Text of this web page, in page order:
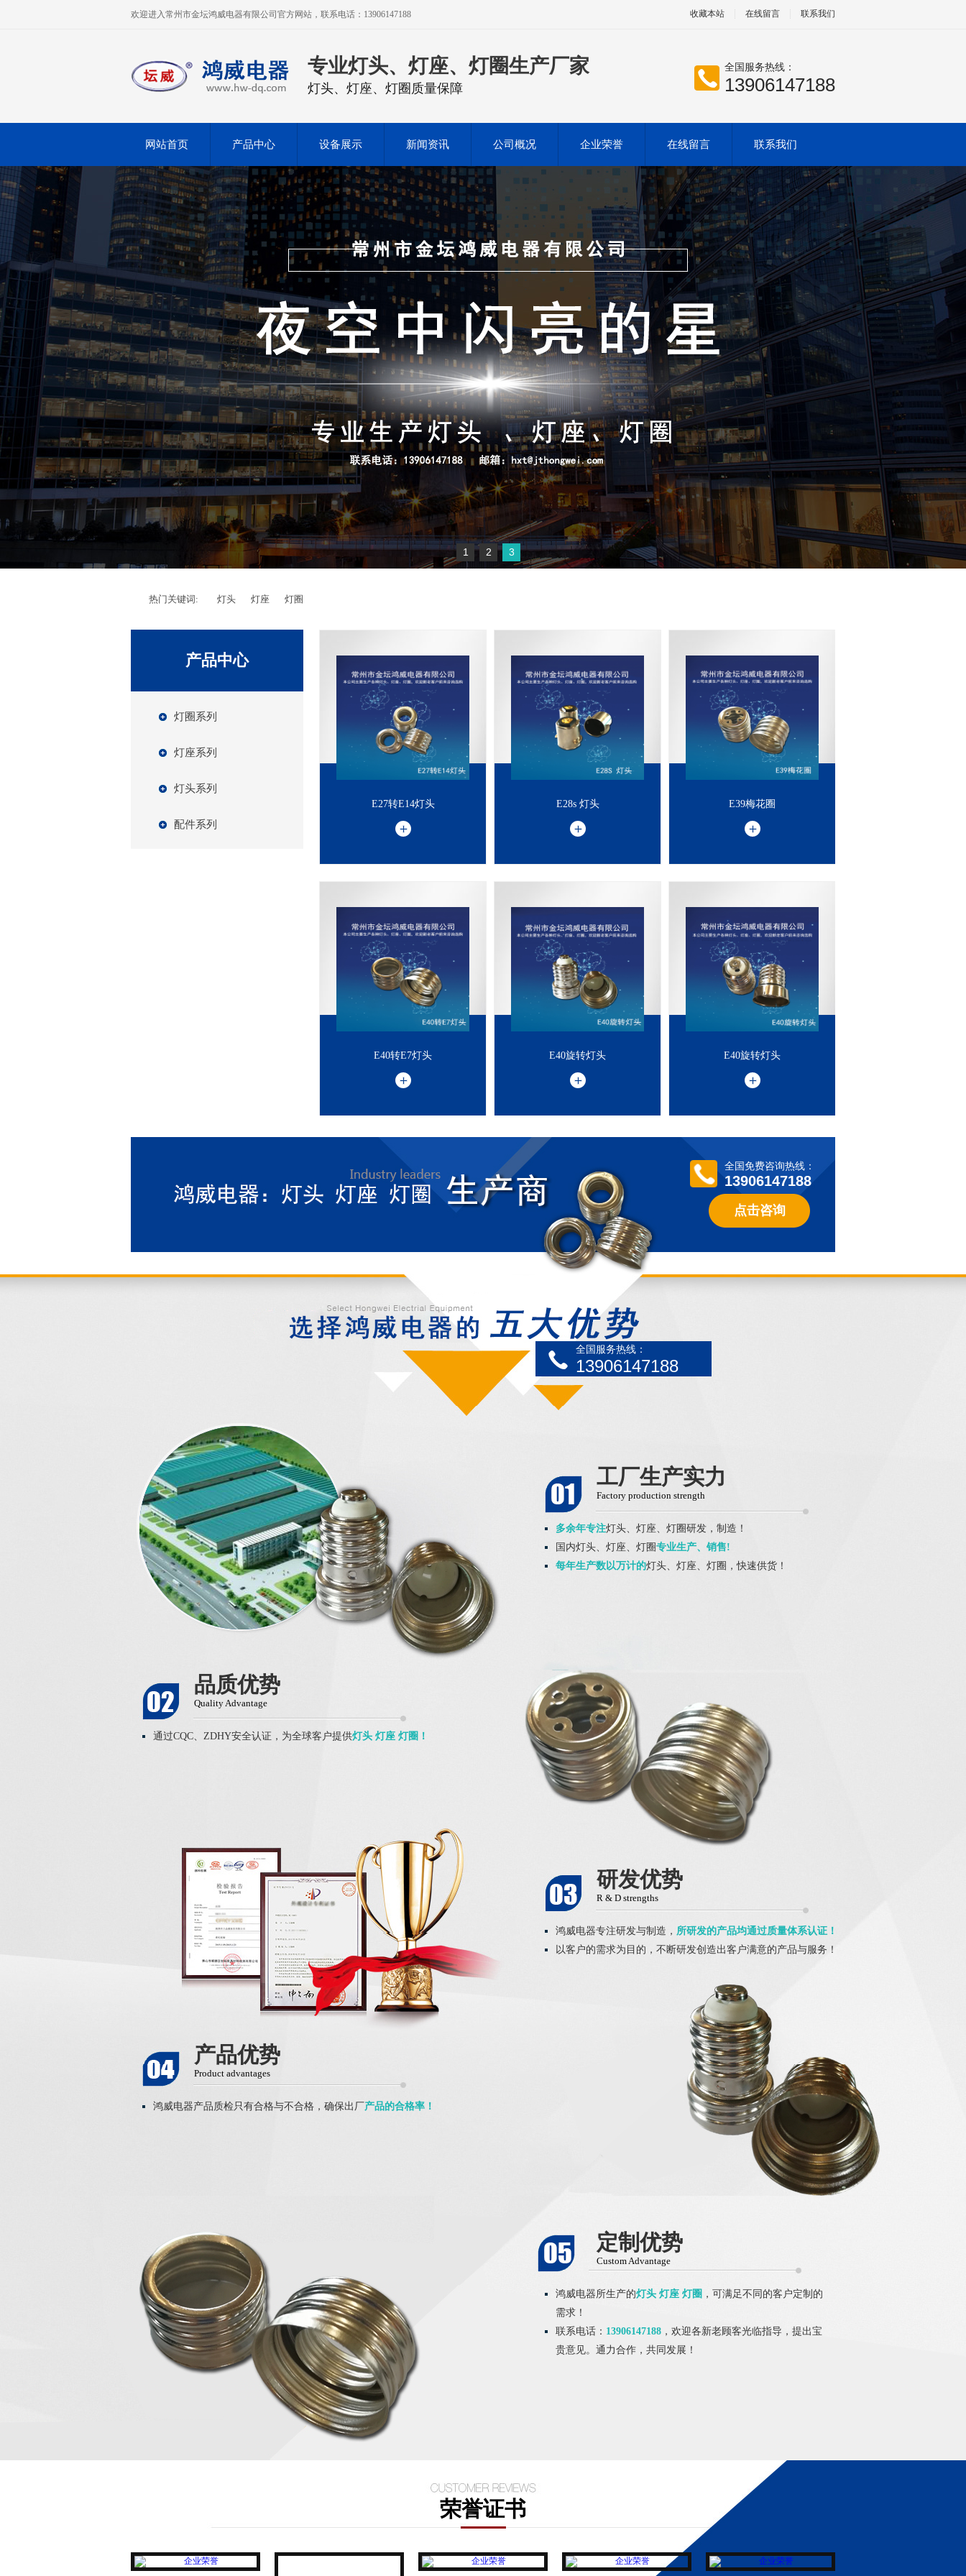
欢迎进入常州市金坛鸿威电器有限公司官方网站，联系电话：13906147188 收藏本站 在线留言 联系我们
专业灯头、灯座、灯圈生产厂家
灯头、灯座、灯圈质量保障
全国服务热线：
13906147188
网站首页 产品中心 设备展示 新闻资讯 公司概况 企业荣誉 在线留言 联系我们
1 2 3
热门关键词: 灯头 灯座 灯圈
产品中心
灯圈系列
灯座系列
灯头系列
配件系列
E27转E14灯头
欢
迎
新
老
客
户前
来
选
购
，
垂
听
电
话
：
13
9
0
6
1
4
7
1
8
8
E28s 灯头
欢
迎
新
老
客
户前
来
选
购
，
垂
听
电
话
：
13
9
0
6
1
4
7
1
8
8
E39梅花圈
E40转E7灯头
欢
迎
新
老
客
户前
来
选
购
，
垂
听
电
话
：
13
9
0
6
1
4
7
1
8
8
E40旋转灯头
欢
迎
新
老
客
户前
来
选
购
，
垂
听
电
话
：
13
9
0
6
1
4
7
1
8
8
E40旋转灯头
全国免费咨询热线：
13906147188
点击咨询
全国服务热线：
13906147188
工厂生产实力
Factory production strength
多余年专注灯头、灯座、灯圈研发，制造！
国内灯头、灯座、灯圈专业生产、销售!
每年生产数以万计的灯头、灯座、灯圈，快速供货！
品质优势
Quality Advantage
通过CQC、ZDHY安全认证，为全球客户提供灯头 灯座 灯圈！
研发优势
R & D strengths
鸿威电器专注研发与制造， 所研发的产品均通过质量体系认证！
以客户的需求为目的，不断研发创造出客户满意的产品与服务！
产品优势
Product advantages
鸿威电器产品质检只有合格与不合格，确保出厂产品的合格率！
定制优势
Custom Advantage
鸿威电器所生产的灯头 灯座 灯圈 ，可满足不同的客户定制的
需求！
联系电话： 13906147188 ，欢迎各新老顾客光临指导，提出宝
贵意见。通力合作，共同发展！
荣誉证书